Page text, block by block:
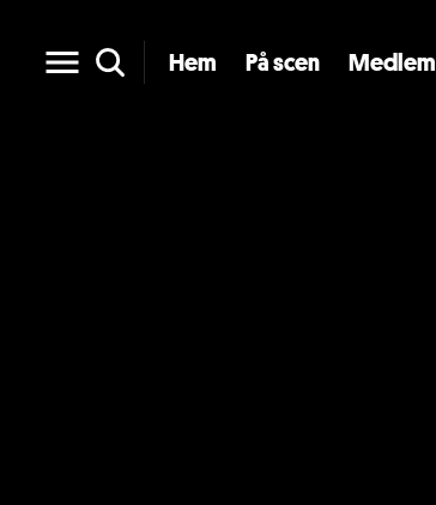
Hem På scen Medlem